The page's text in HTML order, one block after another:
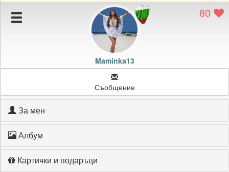
Подаръците на Maminka13
Картичките на Maminka13
80
Maminka13
Съобщение
За мен
Албум
Картички и подаръци